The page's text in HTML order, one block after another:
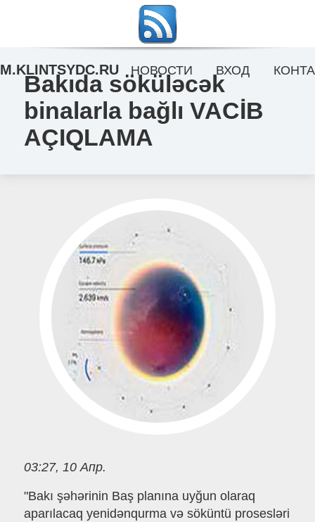
Bakıda söküləcək
binalarla bağlı VACİB
AÇIQLAMA
03:27, 10 Апр.
"Bakı şəhərinin Baş planına uyğun olaraq
aparılacaq yenidənqurma və söküntü prosesləri
M.KLINTSYDC.RU НОВОСТИ ВХОД